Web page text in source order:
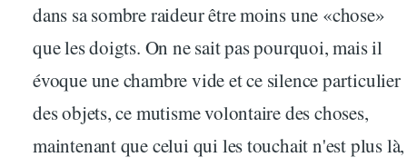
dans sa sombre raideur être moins une «chose»
que les doigts. On ne sait pas pourquoi, mais il
évoque une chambre vide et ce silence particulier
des objets, ce mutisme volontaire des choses,
maintenant que celui qui les touchait n'est plus là,